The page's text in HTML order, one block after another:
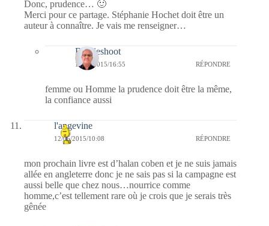
Donc, prudence… 🙂
Merci pour ce partage. Stéphanie Hochet doit être un
auteur à connaître. Je vais me renseigner…
Bernieshoot
13/05/2015/16:55 RÉPONDRE
femme ou Homme la prudence doit être la même,
la confiance aussi
l'angevine
12/05/2015/10:08 RÉPONDRE
mon prochain livre est d’halan coben et je ne suis jamais
allée en angleterre donc je ne sais pas si la campagne est
aussi belle que chez nous…nourrice comme
homme,c’est tellement rare où je crois que je serais très
gênée